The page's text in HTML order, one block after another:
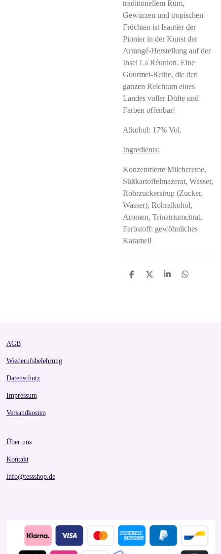
traditionellem Rum,
Gewürzen und tropischen
Früchten ist Isautier der
Pionier in der Kunst der
Arrangé-Herstellung auf der
Insel La Réunion. Eine
Gourmet-Reihe, die den
ganzen Reichtum eines
Landes voller Düfte und
Farben offenbar!
Alkohol: 17% Vol.
Ingredients:
Konzentrierte Milchcreme,
Süßkartoffelmazerat, Wasser,
Rohrzuckersirup (Zucker,
Wasser), Rohralkohol,
Aromen, Trinatriumcitrat,
Farbstoff: gewöhnliches
Karamell
S
S
S
S
AGB
Wiederufsbelehrung
Datenschutz
Impressum
Versandkosten
Über uns
Kontakt
info@tessshop.de